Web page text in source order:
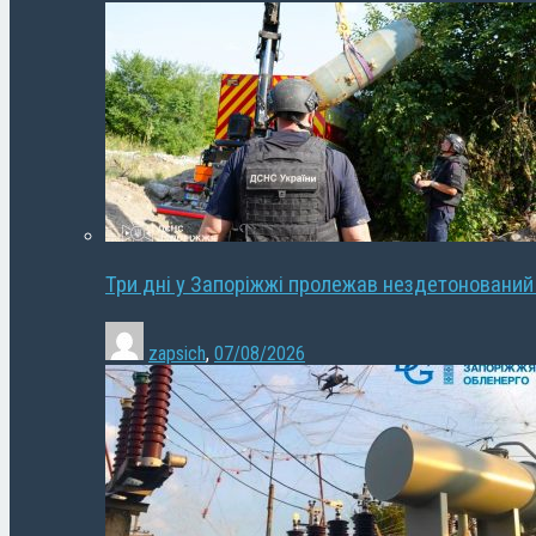
Три дні у Запоріжжі пролежав
zapsich, 07/08/2026